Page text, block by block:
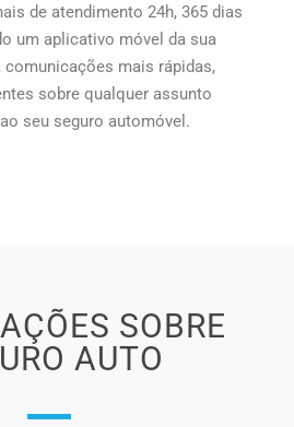
de atendimento 24h, 365 dias
um aplicativo móvel da sua
comunicações mais rápidas,
sobre qualquer assunto
seu seguro automóvel.
SOBRE
AUTO